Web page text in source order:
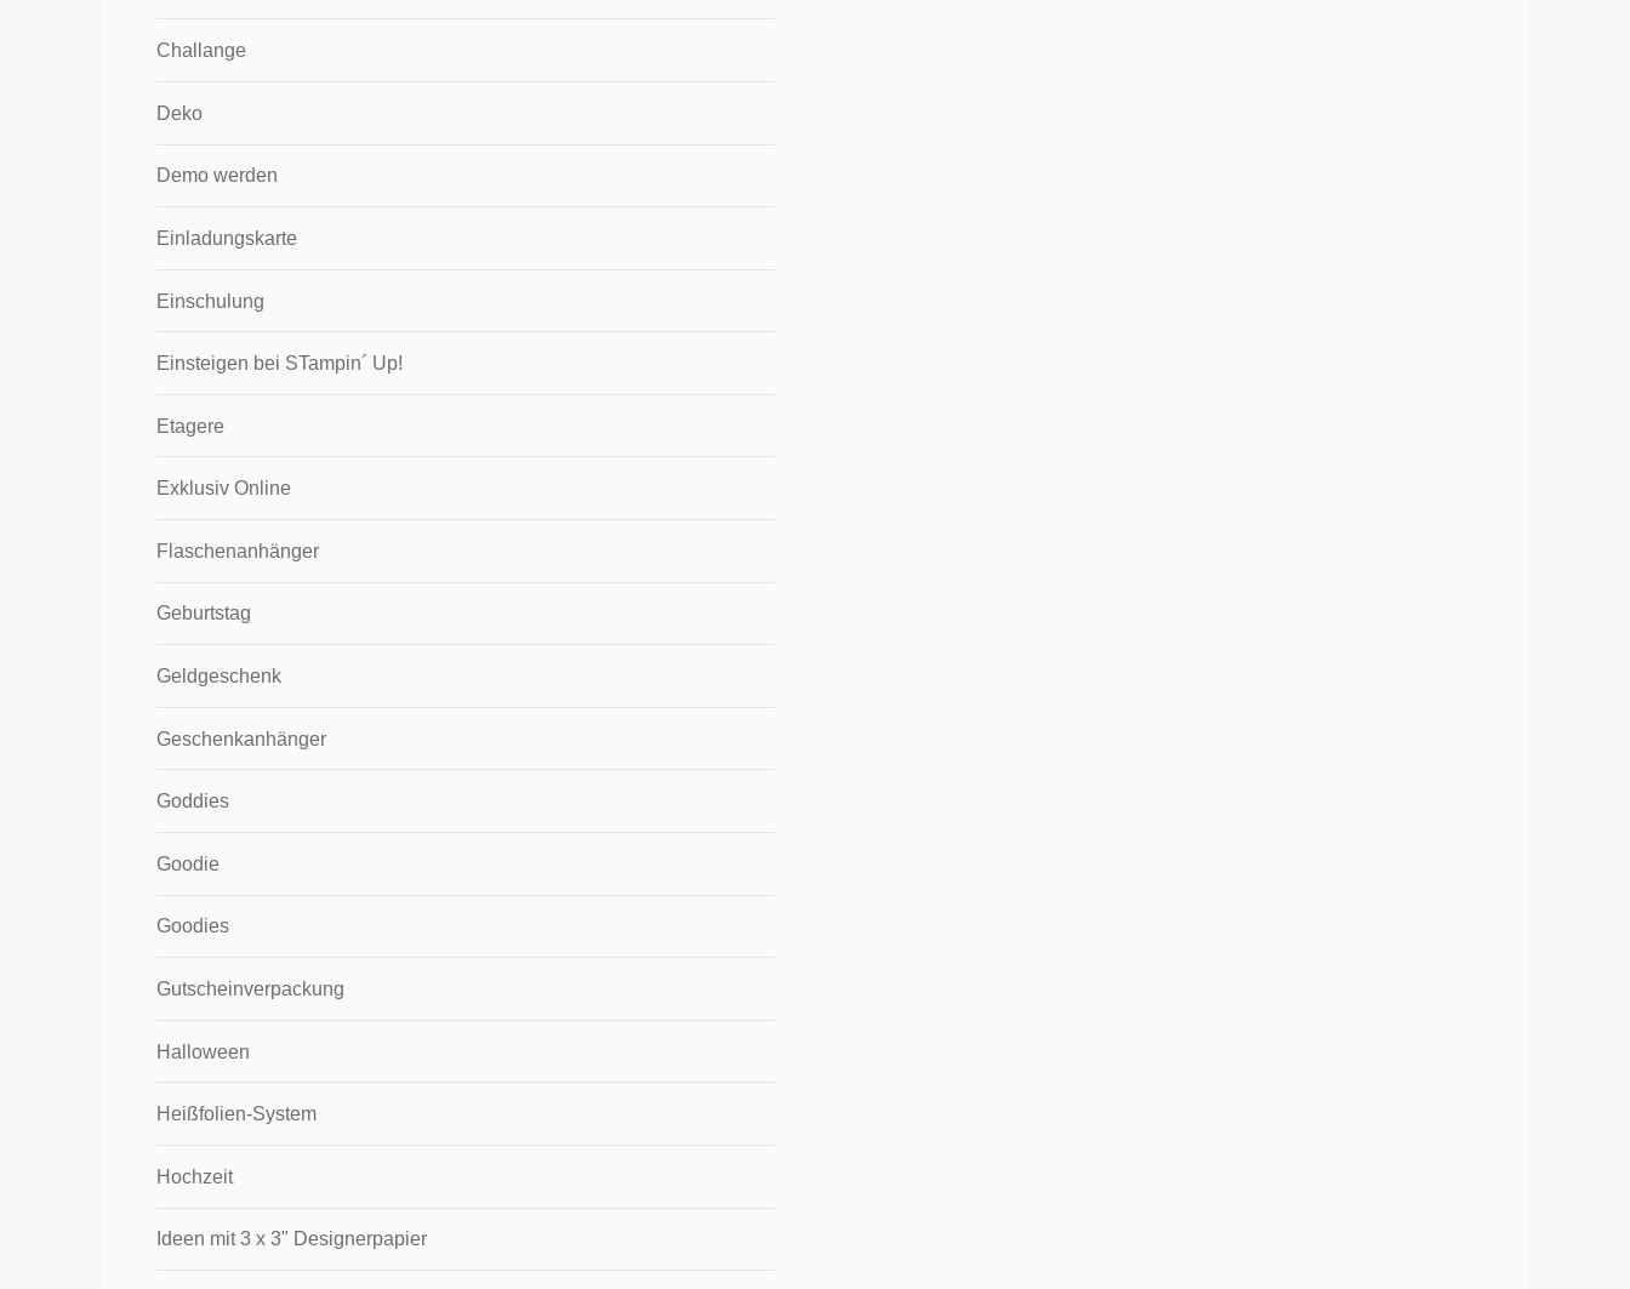
Challange
Deko
Demo werden
Einladungskarte
Einschulung
Einsteigen bei STampin´ Up!
Etagere
Exklusiv Online
Flaschenanhänger
Geburtstag
Geldgeschenk
Geschenkanhänger
Goddies
Goodie
Goodies
Gutscheinverpackung
Halloween
Heißfolien-System
Hochzeit
Ideen mit 3 x 3" Designerpapier